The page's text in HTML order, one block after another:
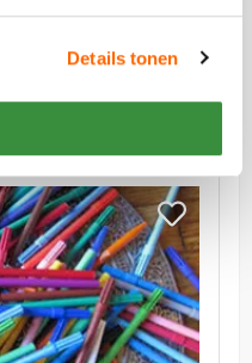
Details tonen
je van glimlachen
Bekijk
Workshop